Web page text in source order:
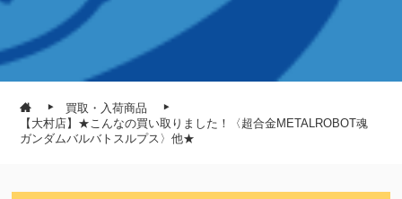
買取・入荷商品
【大村店】★こんなの買い取りました！〈超合金METALROBOT魂
ガンダムバルバトスルプス〉他★